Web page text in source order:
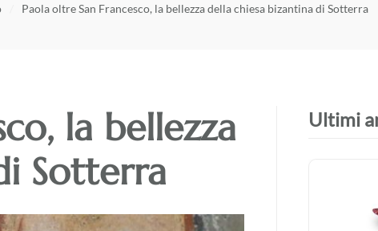
Paola oltre San Francesco, la bellezza della chiesa bizantina di Sotterra
la bellezza
Sotterra
Ultimi